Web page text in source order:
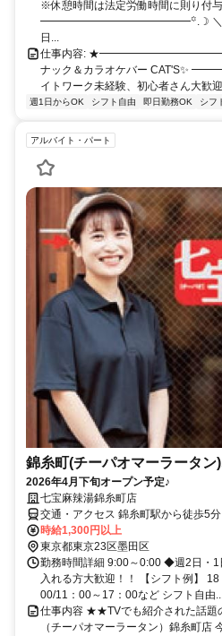
クセス◎
※休憩時間は法定労働時間に則り付与
━━━━━━━━━━━━━━꙳.☽ ＼年中
日...
仕事内容: ★━━━━━━━━━━━━━━
ナック＆カラオケバー
イトワーク未経験、初心者さん大歓迎
週1日からOK シフト自由 即日勤務OK シフ
アルバイト・パート
錦糸町(チーパオマーラータン
2026年4月下旬オープン予定♪
七宝麻辣湯錦糸町店
交通・アクセス 錦糸町駅から徒歩5分
時給1,300円以上
東京都東京23区墨田区
勤務時間詳細 9:00～0:00 ◆週2日・1
入れる方大歓迎！！ 【シフト例】
00/11：00～17：00など シフト自由
仕事内容 ★★TVでも紹介された話
（チーパオマーラータン）錦糸町店